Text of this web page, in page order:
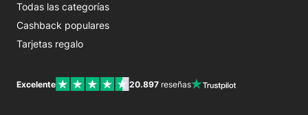
Todas las categorías
Cashback populares
Tarjetas regalo
Excelente 20.897 reseñas